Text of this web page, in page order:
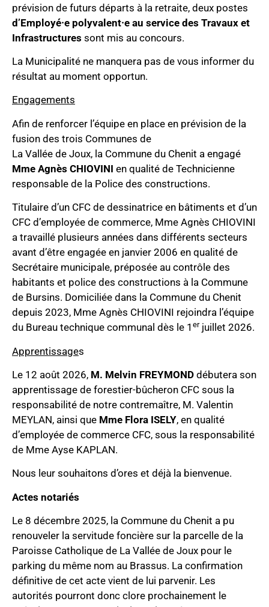
prévision de futurs départs à la retraite, deux postes
d’Employé·e polyvalent·e au service des Travaux et
Infrastructures sont mis au concours.
La Municipalité ne manquera pas de vous informer du
résultat au moment opportun.
Engagements
Afin de renforcer l’équipe en place en prévision de la
fusion des trois Communes de
La Vallée de Joux, la Commune du Chenit a engagé
Mme Agnès CHIOVINI en qualité de Technicienne
responsable de la Police des constructions.
Titulaire d’un CFC de dessinatrice en bâtiments et d’un
CFC d’employée de commerce, Mme Agnès CHIOVINI
a travaillé plusieurs années dans différents secteurs
avant d’être engagée en janvier 2006 en qualité de
Secrétaire municipale, préposée au contrôle des
habitants et police des constructions à la Commune
de Bursins. Domiciliée dans la Commune du Chenit
depuis 2023, Mme Agnès CHIOVINI rejoindra l’équipe
du Bureau technique communal dès le 1 erjuillet 2026.
Apprentissages
Le 12 août 2026, M. Melvin FREYMOND débutera son
apprentissage de forestier-bûcheron CFC sous la
responsabilité de notre contremaître, M. Valentin
MEYLAN, ainsi que Mme Flora ISELY, en qualité
d’employée de commerce CFC, sous la responsabilité
de Mme Ayse KAPLAN.
Nous leur souhaitons d’ores et déjà la bienvenue.
Actes notariés
Le 8 décembre 2025, la Commune du Chenit a pu
renouveler la servitude foncière sur la parcelle de la
Paroisse Catholique de La Vallée de Joux pour le
parking du même nom au Brassus. La confirmation
définitive de cet acte vient de lui parvenir. Les
autorités pourront donc clore prochainement le